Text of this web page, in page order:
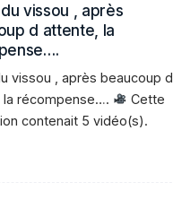
vissou , après
d attente, la
vissou , après beaucoup d
la récompense….
Cette
contenait 5 vidéo(s).